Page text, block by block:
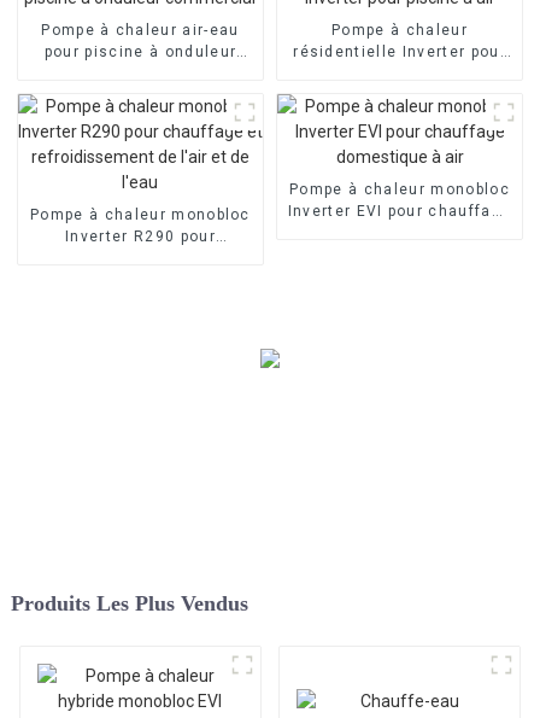
Pompe à chaleur air-eau
pour piscine à onduleur
Pompe à chaleur
résidentielle Inverter pour
Pompe à chaleur monobloc
Inverter R290 pour
Pompe à chaleur monobloc
Inverter EVI pour chauffage
Produits Les Plus Vendus